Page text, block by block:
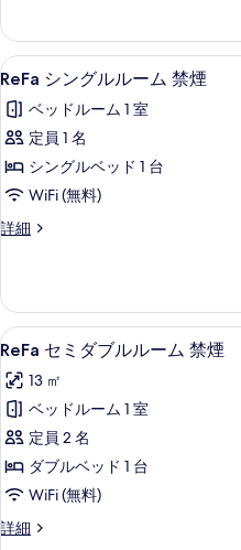
真
を
表
示
す
る
煙
の
す
べ
て
の
写
真
示
す
る
ル
ー
ム
煙
の
細
ReFa
シ
ン
グ
ル
ル
ー
禁
煙
の
す
べ
て
の
写
真
8
ReFa シングルルーム 禁煙
ベッドルーム 1 室
定員 1 名
シングルベッド 1 台
WiFi (無料)
詳細
ReFa
ル
ル
ー
禁
煙
の
詳
細
ReFa
セ
ミ
ダ
ブ
ル
ル
ー
8
ReFa セミダブルルーム 禁煙
13 ㎡
ベッドルーム 1 室
定員 2 名
ダブルベッド 1 台
WiFi (無料)
詳細
ReFa